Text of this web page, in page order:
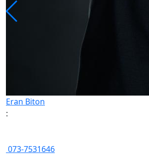
Eran Biton
:
073-7531646